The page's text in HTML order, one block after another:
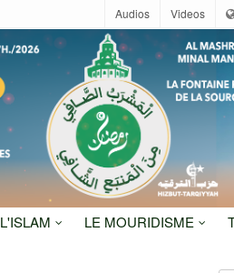
Audios Videos
L'ISLAM LE MOURIDISME